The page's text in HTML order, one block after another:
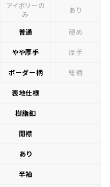
アイボリーの
み
あり
普通 硬め
やや厚手 厚手
ボーダー柄 総柄
表地仕様
樹脂釦
開襟
あり
半袖